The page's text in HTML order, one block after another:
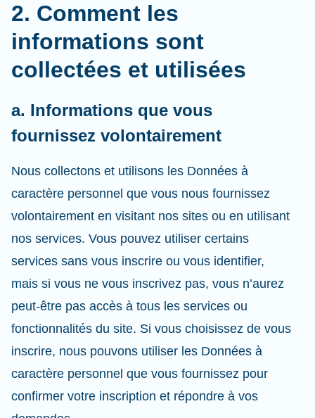
2. Comment les
informations sont
collectées et utilisées
a. Informations que vous
fournissez volontairement
Nous collectons et utilisons les Données à
caractère personnel que vous nous fournissez
volontairement en visitant nos sites ou en utilisant
nos services. Vous pouvez utiliser certains
services sans vous inscrire ou vous identifier,
mais si vous ne vous inscrivez pas, vous n’aurez
peut-être pas accès à tous les services ou
fonctionnalités du site. Si vous choisissez de vous
inscrire, nous pouvons utiliser les Données à
caractère personnel que vous fournissez pour
confirmer votre inscription et répondre à vos